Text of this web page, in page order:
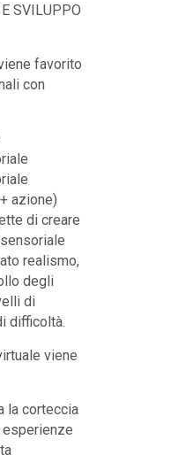
SVILUPPO
favorito
con
azione)
di creare
realismo,
degli
di
difficoltà.
viene
la corteccia